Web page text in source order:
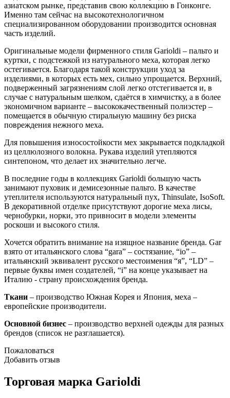
азиатском рынке, представив свою коллекцию в Гонконге.
Именно там сейчас на высокотехнологичном
специализированном оборудовании производится основная
часть изделий.
Оригинальные модели фирменного стиля Garioldi – пальто и
куртки, c подстежкой из натурального меха, которая легко
остегивается. Благодаря такой конструкции уход за
изделиями, в которых есть мех, сильно упрощается. Верхний,
подверженный загрязнениям слой легко отстегивается и, в
случае с натуральным шелком, сдаётся в химчистку, а в более
экономичном варианте – высококачественный полиэстер –
помещается в обычную стиральную машину без риска
повреждения нежного меха.
Для повышения износостойкости мех закрывается подкладкой
из целлюлозного волокна. Рукава изделий утепляются
синтепоном, что делает их значительно легче.
В последние годы в коллекциях Garioldi большую часть
занимают пуховик и демисезонные пальто. В качестве
утеплителя используются натуральный пух, Thinsulate, IsoSoft.
В декоративной отделке присутствуют дорогие меха лисы,
чернобурки, норки, это привносит в модели элементы
роскоши и высокого стиля.
Хочется обратить внимание на изящное название бренда. Gar
взято от итальянского слова “gara” – состязание, “io” –
итальянский эквивалент русского местоимения “я”, “LD” –
первые буквы имен создателей, “i” на конце указывает на
Италию - страну происхождения бренда.
Ткани – производство Южная Корея и Япония, меха –
европейские производители.
Основной бизнес – производство верхней одежды для разных
брендов (список не разглашается).
Пожаловаться
Добавить отзыв
Торговая марка Garioldi